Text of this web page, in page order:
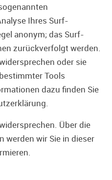
Ihres Surf-
anonym; das Surf-
zurückverfolgt werden.
oder sie
Tools
dazu finden Sie
Über die
werden wir Sie in dieser